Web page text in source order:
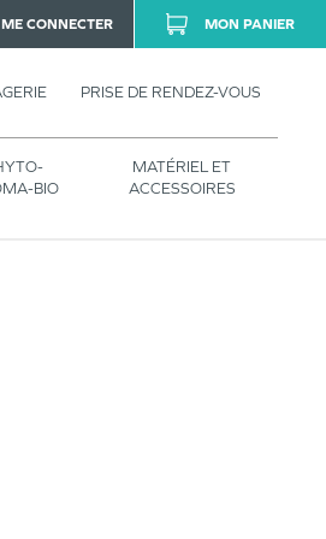
PRISE DE RENDEZ-VOUS
BIO
MATÉRIEL ET
ACCESSOIRES
ME CONNECTER MON PANIER